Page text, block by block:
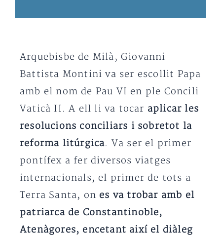
Arquebisbe de Milà, Giovanni
Battista Montini va ser escollit Papa
amb el nom de Pau VI en ple Concili
Vaticà II. A ell li va tocar aplicar les
resolucions conciliars i sobretot la
reforma litúrgica. Va ser el primer
pontífex a fer diversos viatges
internacionals, el primer de tots a
Terra Santa, on es va trobar amb el
patriarca de Constantinoble,
Atenàgores, encetant així el diàleg